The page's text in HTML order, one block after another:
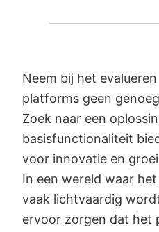
Neem bij het
platforms geen
Zoek naar een
basisfunctionaliteit
voor innovatie en
In een wereld waar
vaak lichtvaardig
ervoor zorgen dat het